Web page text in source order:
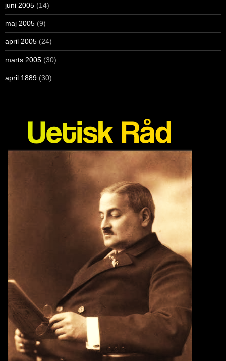
juni 2005 (14)
maj 2005 (9)
april 2005 (24)
marts 2005 (30)
april 1889 (30)